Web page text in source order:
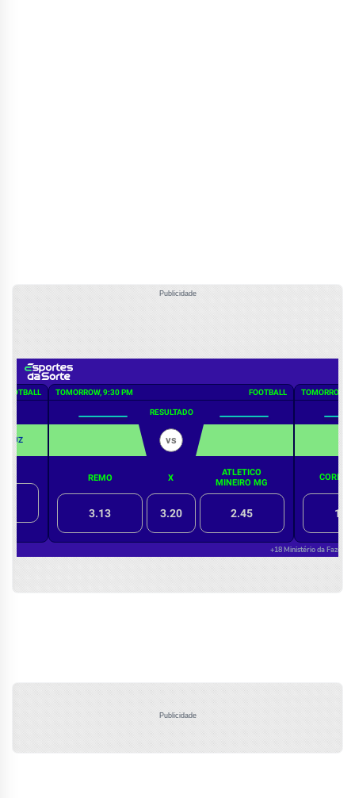
Publicidade
Publicidade